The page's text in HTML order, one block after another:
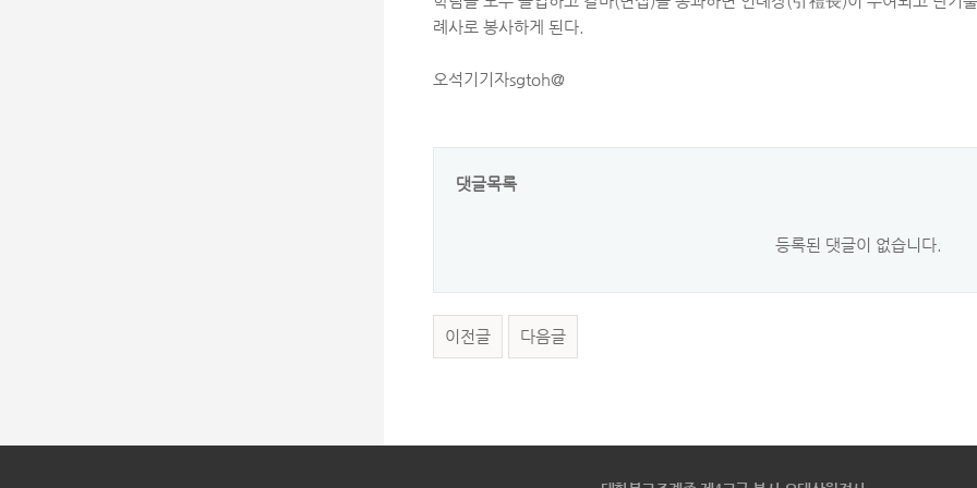
례사로 봉사하게 된다.
오석기기자sgtoh@
댓글목록
등록된 댓글이 없습니다.
이전글 다음글